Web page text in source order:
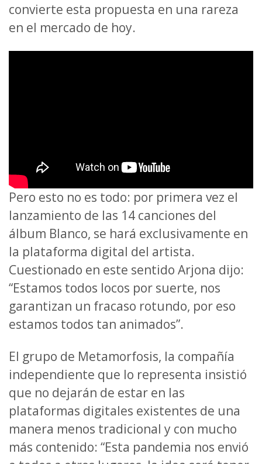
convierte esta propuesta en una rareza
en el mercado de hoy.
Pero esto no es todo: por primera vez el
lanzamiento de las 14 canciones del
álbum Blanco, se hará exclusivamente en
la plataforma digital del artista.
Cuestionado en este sentido Arjona dijo:
“Estamos todos locos por suerte, nos
garantizan un fracaso rotundo, por eso
estamos todos tan animados”.
El grupo de Metamorfosis, la compañía
independiente que lo representa insistió
que no dejarán de estar en las
plataformas digitales existentes de una
manera menos tradicional y con mucho
más contenido: “Esta pandemia nos envió